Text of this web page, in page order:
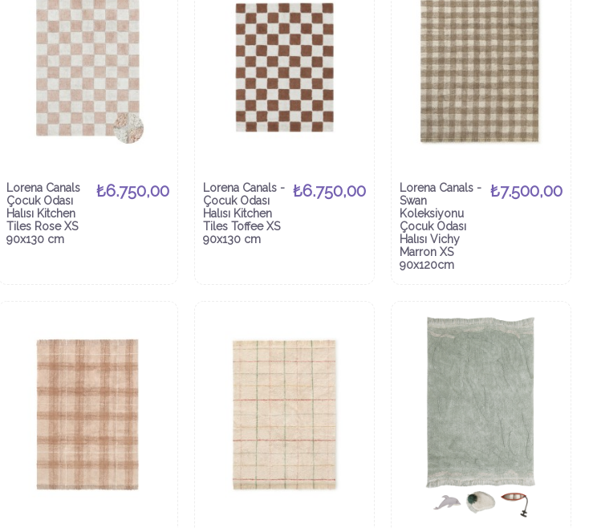
Lorena Canals
Çocuk Odası
Halısı Kitchen
Tiles Rose XS
90x130 cm
₺6.750,00
Lorena Canals -
Çocuk Odası
Halısı Kitchen
Tiles Toffee XS
90x130 cm
₺6.750,00
Lorena Canals -
Swan
Koleksiyonu
Çocuk Odası
Halısı Vichy
Marron XS
90x120cm
₺7.500,00